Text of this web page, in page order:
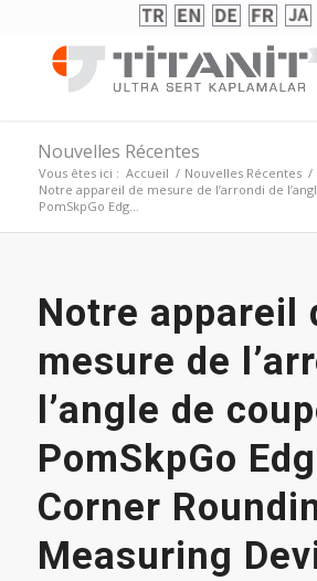
Nouvelles Récentes
Vous êtes ici : Accueil / Nouvelles Récentes /
Notre appareil de mesure de l’arrondi de
PomSkpGo Edg...
Notre appareil
mesure de
l’angle de
PomSkpGo
Corner
Measuring